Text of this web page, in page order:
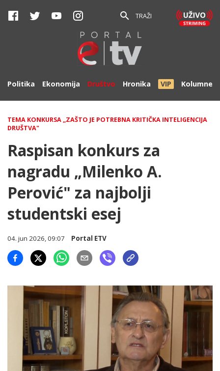
TRAŽI
Politika Ekonomija Društvo Hronika VIP Kolumne
TEMA KONKURSA „ZAŠTO JE POTREBNA KRITIČKA INTELIGENCIJA
DRUŠTVA"
Raspisan konkurs za
nagradu „Milenko A.
Perović" za najbolji
studentski esej
04. jun 2026, 09:07 Portal ETV